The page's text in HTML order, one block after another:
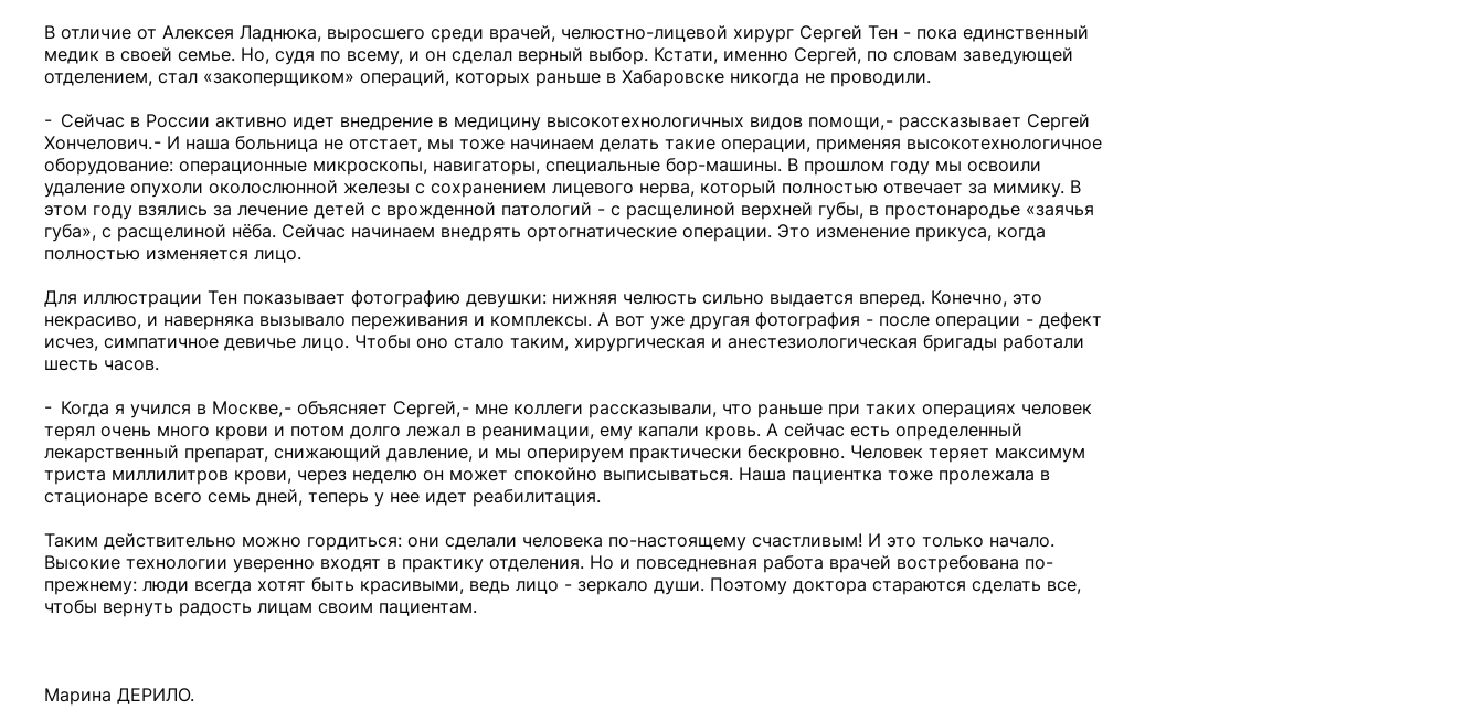
В отличие от Алексея Ладнюка, выросшего среди врачей, челюстно-лицевой хирург Сергей Тен - пока единственный
медик в своей семье. Но, судя по всему, и он сделал верный выбор. Кстати, именно Сергей, по словам заведующей
отделением, стал «закоперщиком» операций, которых раньше в Хабаровске никогда не проводили.
- Сейчас в России активно идет внедрение в медицину высокотехнологичных видов помощи, - рассказывает Сергей
Хончелович. - И наша больница не отстает, мы тоже начинаем делать такие операции, применяя высокотехнологичное
оборудование: операционные микроскопы, навигаторы, специальные бор-машины. В прошлом году мы освоили
удаление опухоли околослюнной железы с сохранением лицевого нерва, который полностью отвечает за мимику. В
этом году взялись за лечение детей с врожденной патологий - с расщелиной верхней губы, в простонародье «заячья
губа», с расщелиной нёба. Сейчас начинаем внедрять ортогнатические операции. Это изменение прикуса, когда
полностью изменяется лицо.
Для иллюстрации Тен показывает фотографию девушки: нижняя челюсть сильно выдается вперед. Конечно, это
некрасиво, и наверняка вызывало переживания и комплексы. А вот уже другая фотография - после операции - дефект
исчез, симпатичное девичье лицо. Чтобы оно стало таким, хирургическая и анестезиологическая бригады работали
шесть часов.
- Когда я учился в Москве, - объясняет Сергей, - мне коллеги рассказывали, что раньше при таких операциях человек
терял очень много крови и потом долго лежал в реанимации, ему капали кровь. А сейчас есть определенный
лекарственный препарат, снижающий давление, и мы оперируем практически бескровно. Человек теряет максимум
триста миллилитров крови, через неделю он может спокойно выписываться. Наша пациентка тоже пролежала в
стационаре всего семь дней, теперь у нее идет реабилитация.
Таким действительно можно гордиться: они сделали человека по-настоящему счастливым! И это только начало.
Высокие технологии уверенно входят в практику отделения. Но и повседневная работа врачей востребована по-
прежнему: люди всегда хотят быть красивыми, ведь лицо - зеркало души. Поэтому доктора стараются сделать все,
чтобы вернуть радость лицам своим пациентам.
Марина ДЕРИЛО.